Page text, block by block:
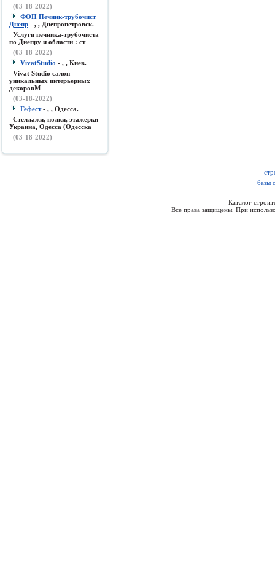
(03-18-2022)
ФОП Печник-трубочист
Днепр - , , Днепропетровск.
Услуги печника-трубочиста
по Днепру и области : ст
(03-18-2022)
VivatStudio - , , Киев.
Vivat Studio салон
уникальных интерьерных
декоровМ
(03-18-2022)
Гефест- , , Одесса.
Стеллажи, полки, этажерки
Украина, Одесса (Одесска
(03-18-2022)
базы
Каталог
Все права защищены. При